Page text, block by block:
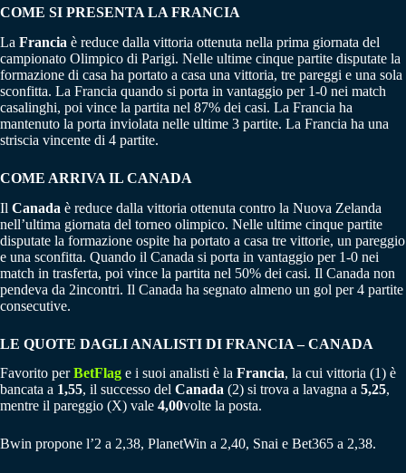
COME SI PRESENTA LA FRANCIA
La Francia è reduce dalla vittoria ottenuta nella prima giornata del
campionato Olimpico di Parigi. Nelle ultime cinque partite disputate la
formazione di casa ha portato a casa una vittoria, tre pareggi e una sola
sconfitta. La Francia quando si porta in vantaggio per 1-0 nei match
casalinghi, poi vince la partita nel 87% dei casi. La Francia ha
mantenuto la porta inviolata nelle ultime 3 partite. La Francia ha una
striscia vincente di 4 partite.
COME ARRIVA IL CANADA
Il Canada è reduce dalla vittoria ottenuta contro la Nuova Zelanda
nell’ultima giornata del torneo olimpico. Nelle ultime cinque partite
disputate la formazione ospite ha portato a casa tre vittorie, un pareggio
e una sconfitta. Quando il Canada si porta in vantaggio per 1-0 nei
match in trasferta, poi vince la partita nel 50% dei casi. Il Canada non
pendeva da 2incontri. Il Canada ha segnato almeno un gol per 4 partite
consecutive.
LE QUOTE DAGLI ANALISTI DI FRANCIA – CANADA
Favorito perBetFlag e i suoi analisti è la Francia, la cui vittoria (1) è
bancata a 1,55, il successo del Canada (2) si trova a lavagna a 5,25,
mentre il pareggio (X) vale 4,00volte la posta.
Bwin propone l’2 a 2,38, PlanetWin a 2,40, Snai e Bet365 a 2,38.